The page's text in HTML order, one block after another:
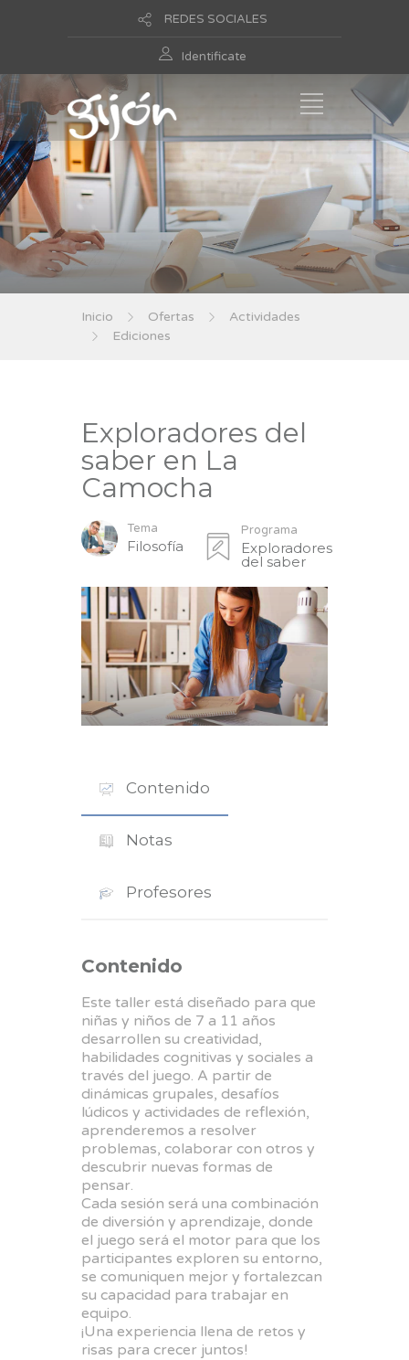
REDES SOCIALES
Identificate
Inicio Ofertas
Actividades
Ediciones
Exploradores del
saber en La
Camocha
Tema
Filosofía
Programa
Exploradores
del saber
Contenido
Notas
Profesores
Contenido
Este taller está diseñado para que
niñas y niños de 7 a 11 años
desarrollen su creatividad,
habilidades cognitivas y sociales a
través del juego. A partir de
dinámicas grupales, desafíos
lúdicos y actividades de reflexión,
aprenderemos a resolver
problemas, colaborar con otros y
descubrir nuevas formas de
pensar.
Cada sesión será una combinación
de diversión y aprendizaje, donde
el juego será el motor para que los
participantes exploren su entorno,
se comuniquen mejor y fortalezcan
su capacidad para trabajar en
equipo.
¡Una experiencia llena de retos y
risas para crecer juntos!